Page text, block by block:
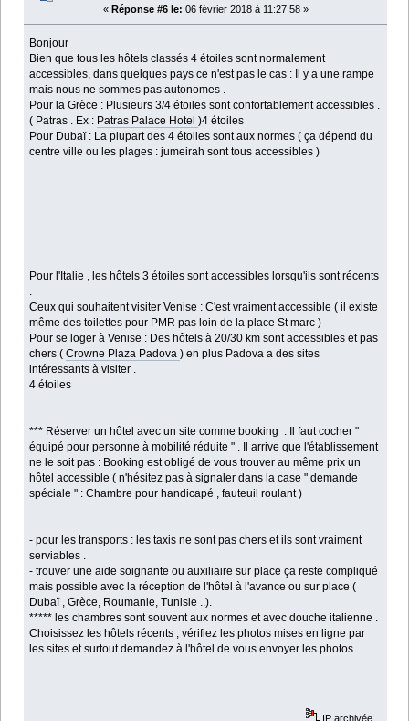
« Réponse #6 le: 06 février 2018 à 11:27:58 »
Bonjour
Bien que tous les hôtels classés 4 étoiles sont normalement
accessibles, dans quelques pays ce n'est pas le cas : Il y a une rampe
mais nous ne sommes pas autonomes .
Pour la Grèce : Plusieurs 3/4 étoiles sont confortablement accessibles .
( Patras . Ex : Patras Palace Hotel)4 étoiles
Pour Dubaï : La plupart des 4 étoiles sont aux normes ( ça dépend du
centre ville ou les plages : jumeirah sont tous accessibles )
Pour l'Italie , les hôtels 3 étoiles sont accessibles lorsqu'ils sont récents
.
Ceux qui souhaitent visiter Venise : C'est vraiment accessible ( il existe
même des toilettes pour PMR pas loin de la place St marc )
Pour se loger à Venise : Des hôtels à 20/30 km sont accessibles et pas
chers (Crowne Plaza Padova) en plus Padova a des sites
intéressants à visiter .
4 étoiles
*** Réserver un hôtel avec un site comme booking : Il faut cocher "
équipé pour personne à mobilité réduite " . Il arrive que l'établissement
ne le soit pas : Booking est obligé de vous trouver au même prix un
hôtel accessible ( n'hésitez pas à signaler dans la case " demande
spéciale " : Chambre pour handicapé , fauteuil roulant )
- pour les transports : les taxis ne sont pas chers et ils sont vraiment
serviables .
- trouver une aide soignante ou auxiliaire sur place ça reste compliqué
mais possible avec la réception de l'hôtel à l'avance ou sur place (
Dubaï , Grèce, Roumanie, Tunisie ..).
***** les chambres sont souvent aux normes et avec douche italienne .
Choisissez les hôtels récents , vérifiez les photos mises en ligne par
les sites et surtout demandez à l'hôtel de vous envoyer les photos ...
IP archivée